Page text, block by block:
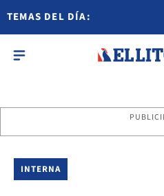
TEMAS DEL DÍA:
INTERNA